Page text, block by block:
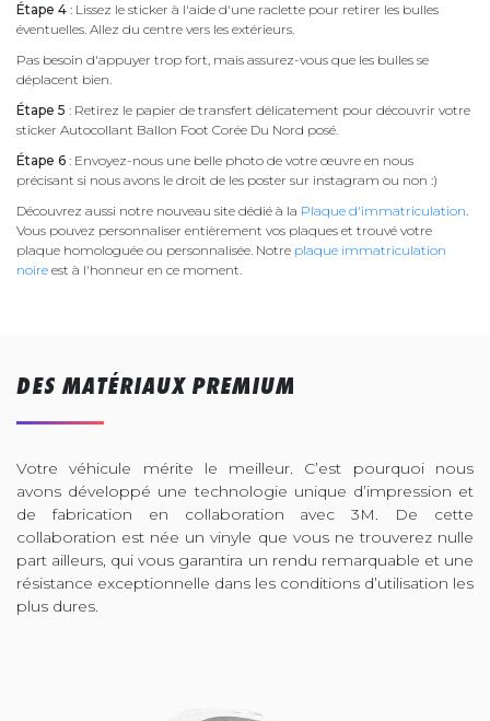
Étape 4 : Lissez le sticker à l'aide d'une raclette pour retirer les bulles
éventuelles. Allez du centre vers les extérieurs.
Pas besoin d'appuyer trop fort, mais assurez-vous que les bulles se
déplacent bien.
Étape 5 : Retirez le papier de transfert délicatement pour découvrir votre
sticker Autocollant Ballon Foot Corée Du Nord posé.
Étape 6 : Envoyez-nous une belle photo de votre œuvre en nous
précisant si nous avons le droit de les poster sur instagram ou non :)
Découvrez aussi notre nouveau site dédié à la Plaque d'immatriculation.
Vous pouvez personnaliser entièrement vos plaques et trouvé votre
plaque homologuée ou personnalisée. Notre plaque immatriculation
noire est à l'honneur en ce moment.
DES MATÉRIAUX PREMIUM
Votre véhicule mérite le meilleur. C’est pourquoi nous
avons développé une technologie unique d’impression et
de fabrication en collaboration avec 3M. De cette
collaboration est née un vinyle que vous ne trouverez nulle
part ailleurs, qui vous garantira un rendu remarquable et une
résistance exceptionnelle dans les conditions d’utilisation les
plus dures.